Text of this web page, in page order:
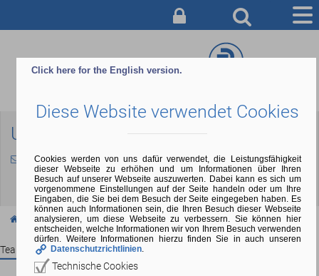
BERATUNG & ANMELDUNG
CAMPUS
SERVICE & INFO
ÜBER UNS
Ulrike Gruel
ulrike.gruel@bfs-wedel.de
Über uns Mitarbeitende
Team Übersicht
Click here for the English version.
Diese Website verwendet Cookies
Cookies werden von uns dafür verwendet, die Leistungsfähigkeit
dieser Webseite zu erhöhen und um Informationen über Ihren
Besuch auf unserer Webseite auszuwerten. Dabei kann es sich um
vorgenommene Einstellungen auf der Seite handeln oder um Ihre
Eingaben, die Sie bei dem Besuch der Seite eingegeben haben. Es
können auch Informationen sein, die Ihren Besuch dieser Webseite
analysieren, um diese Webseite zu verbessern. Sie können hier
entscheiden, welche Informationen wir von Ihrem Besuch verwenden
dürfen. Weitere Informationen hierzu finden Sie in auch unseren
Datenschutzrichtlinien
Technische Cookies